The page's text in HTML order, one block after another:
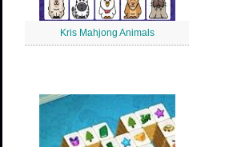
Kris Mahjong Animals